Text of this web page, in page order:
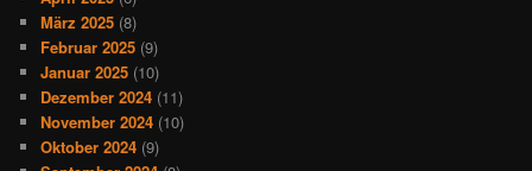
März 2025 (8)
Februar 2025 (9)
Januar 2025 (10)
Dezember 2024 (11)
November 2024 (10)
Oktober 2024 (9)